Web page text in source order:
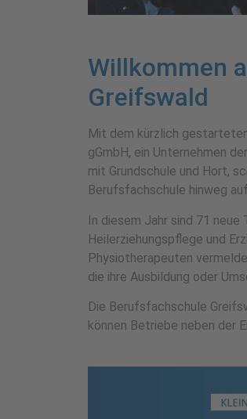
Willkommen
Greifswald
Mit dem kürzlich
gGmbH, ein Unternehmen
mit Grundschule und Hort,
Berufsfachschule hinweg
In diesem Jahr sind 71
Heilerziehungs­pflege und
Physiotherapeuten
die ihre Ausbildung oder
Die Berufsfachschule
können Betriebe neben der